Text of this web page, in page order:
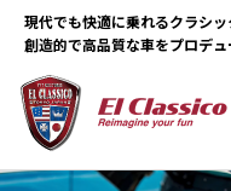
現代でも快適に乗れるクラシ